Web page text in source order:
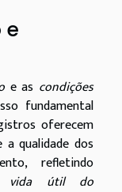
e
e as condições
fundamental
oferecem
qualidade dos
refletindo
vida útil do